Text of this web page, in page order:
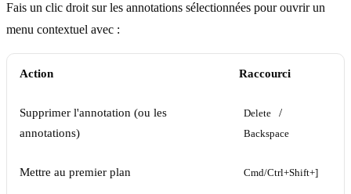
Fais un clic droit sur les annotations sélectionnées pour ouvrir un
menu contextuel avec :
Action Raccourci
Supprimer l'annotation (ou les
annotations)
Delete /
Backspace
Mettre au premier plan Cmd/Ctrl+Shift+]